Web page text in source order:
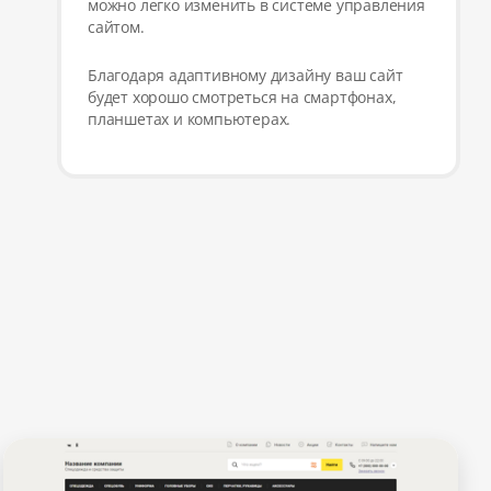
можно легко изменить в системе управления
сайтом.
Благодаря адаптивному дизайну ваш сайт
будет хорошо смотреться на смартфонах,
планшетах и компьютерах.